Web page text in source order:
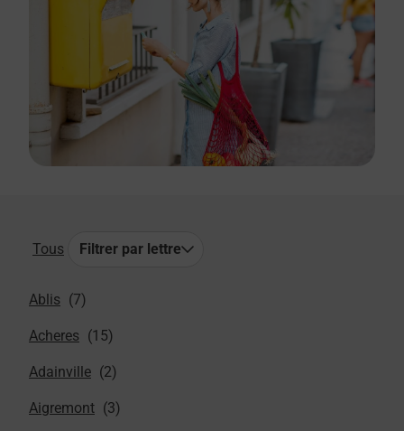
Tous Filtrer par lettre
Ablis
Acheres
Adainville
Aigremont